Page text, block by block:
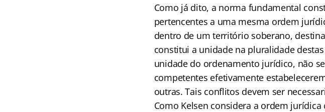
Como já dito, a norma fundamental
pertencentes a uma mesma ordem
dentro de um território soberano,
constitui a unidade na pluralidade destas
unidade do ordenamento jurídico, não
competentes efetivamente
outras. Tais conflitos devem ser
Como Kelsen considera a ordem